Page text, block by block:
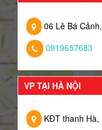
06 Lê Bá
0919657683
VP TẠI HÀ NỘI
KĐT thanh